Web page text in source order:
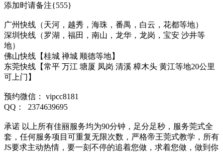
添加时请备注{555}
广州快线（天河，越秀，海珠，番禺，白云，花都等地）
深圳快线（罗湖，福田，南山，龙华，龙岗，宝安 沙井等
地）
佛山快线【桂城 禅城 顺德等地】
东莞快线【常平 万江 塘厦 凤岗 清溪 樟木头 黄江等地20公里
可上门】
预约微信： vipcc8181
QQ： 2374639695
承诺 以上所有佳丽服务均为90分钟，足分足秒，服务莞式全
套，任何服务项目可重复无限次数，严格帝王莞式教学，所有
JS要求主动热情，要一刻不停的追着您做，求着您做，做到你